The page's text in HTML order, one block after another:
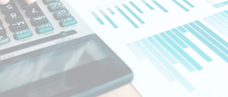
ممارسة نشاط الصرف اليدوي